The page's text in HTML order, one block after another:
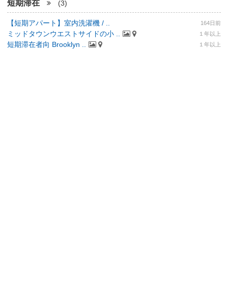
短期滞在 (3)
【短期アパート】室内洗濯機 / .. 164日前
ミッドタウンウエストサイドの小 .. １年以上
短期滞在者向 Brooklyn .. １年以上